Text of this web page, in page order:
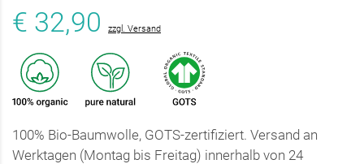
€ 32,90 zzgl. Versand
100% Bio-Baumwolle, GOTS-zertifiziert. Versand an
Werktagen (Montag bis Freitag) innerhalb von 24